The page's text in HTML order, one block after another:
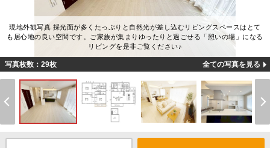
現地外観写真 採光面が多くたっぷりと自然光が差し込むリビングスペースはとて
も居心地の良い空間です。ご家族が集まりゆったりと過ごせる「憩いの場」になる
リビングを是非ご覧ください♪
写真枚数：29枚 全ての写真を見る